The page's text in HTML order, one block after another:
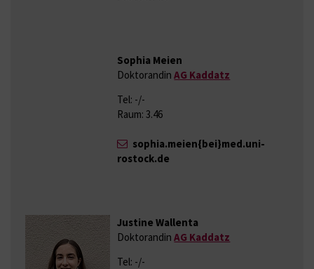
Sophia Meien
DoktorandinAG Kaddatz
Tel: -/-
Raum: 3.46
sophia.meien{bei}med.uni-
rostock.de
Justine Wallenta
DoktorandinAG Kaddatz
Tel: -/-